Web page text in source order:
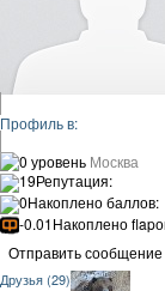
Профиль в:
0 уровень Москва
19Репутация:
0Накоплено баллов:
-0.01Накоплено
Отправить сообщение
Друзья (29)